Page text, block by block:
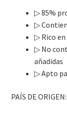
▷85%
▷
▷Rico en
▷No
añadidas
▷Apto
PAÍS DE